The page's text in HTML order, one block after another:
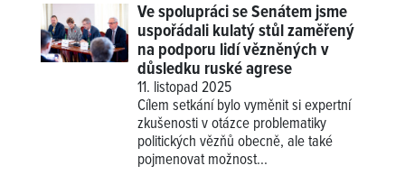
Ve spolupráci se Senátem jsme
uspořádali kulatý stůl zaměřený
na podporu lidí vězněných v
důsledku ruské agrese
11. listopad 2025
Cílem setkání bylo vyměnit si expertní
zkušenosti v otázce problematiky
politických vězňů obecně, ale také
pojmenovat možnost...